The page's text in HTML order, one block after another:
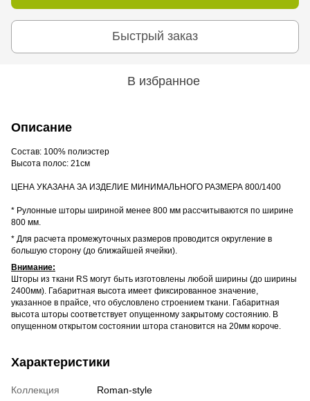
Быстрый заказ
В избранное
Описание
Состав: 100% полиэстер
Высота полос: 21см
ЦЕНА УКАЗАНА ЗА ИЗДЕЛИЕ МИНИМАЛЬНОГО РАЗМЕРА 800/1400
* Рулонные шторы шириной менее 800 мм рассчитываются по ширине
800 мм.
* Для расчета промежуточных размеров проводится округление в
большую сторону (до ближайшей ячейки).
Внимание:
Шторы из ткани RS могут быть изготовлены любой ширины (до ширины
2400мм). Габаритная высота имеет фиксированное значение,
указанное в прайсе, что обусловлено строением ткани. Габаритная
высота шторы соответствует опущенному закрытому состоянию. В
опущенном открытом состоянии штора становится на 20мм короче.
Характеристики
Коллекция Roman-style